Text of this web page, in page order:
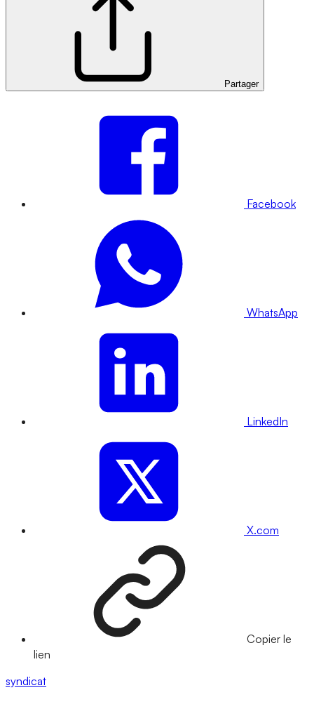
Partager
Facebook
WhatsApp
LinkedIn
X.com
Copier le
lien
syndicat